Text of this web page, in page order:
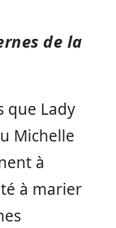
de la
que Lady
Michelle
à
à marier